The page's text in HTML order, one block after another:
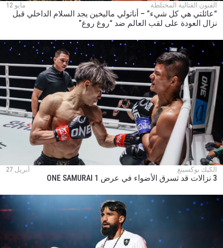
الفنون القتالية المختلطة مايو 12
“عائلتي هي كل شيء” – أناتولي ماليخين يجد السلام الداخلي قبل
نزال العودة على لقب العالم ضد “روغ روغ”
الكيك بوكسينغ أبريل 27
3 نزالات قد تسرق الأضواء في عرض ONE SAMURAI 1